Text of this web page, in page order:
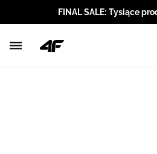
FINAL SALE: Tysiące